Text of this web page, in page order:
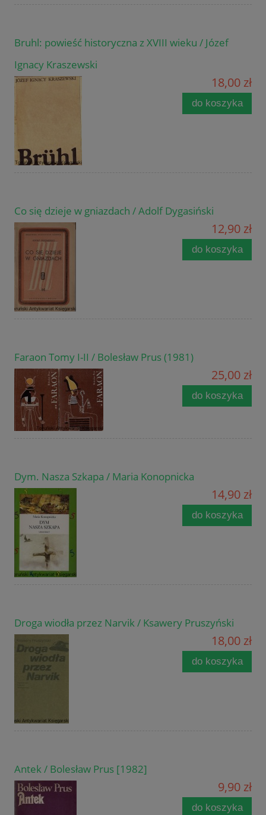
Bruhl: powieść historyczna z XVIII wieku / Józef
Ignacy Kraszewski
18,00 zł
do koszyka
Co się dzieje w gniazdach / Adolf Dygasiński
12,90 zł
do koszyka
Faraon Tomy I-II / Bolesław Prus (1981)
25,00 zł
do koszyka
Dym. Nasza Szkapa / Maria Konopnicka
14,90 zł
do koszyka
Droga wiodła przez Narvik / Ksawery Pruszyński
18,00 zł
do koszyka
Antek / Bolesław Prus [1982]
9,90 zł
do koszyka